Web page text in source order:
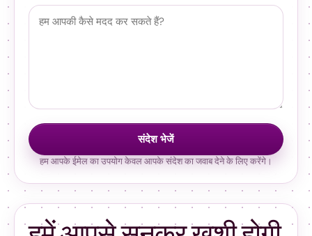
संदेश भेजें
हम आपके ईमेल का उपयोग केवल आपके संदेश का जवाब देने के लिए करेंगे।